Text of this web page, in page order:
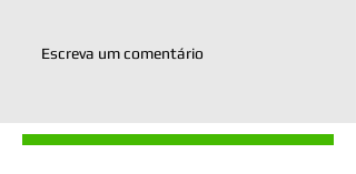
Escreva um comentário